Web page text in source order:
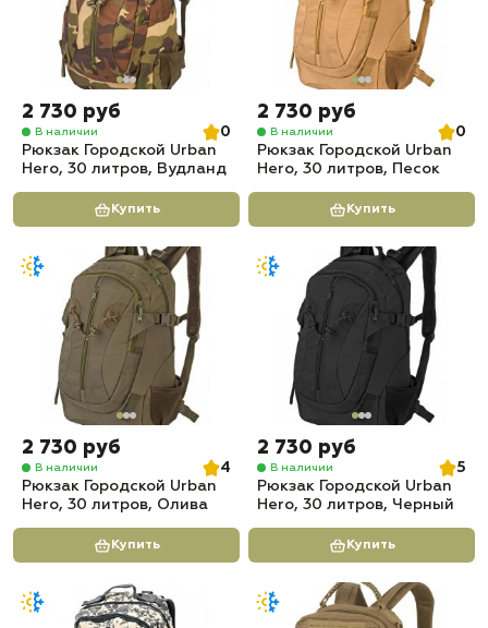
2 730 руб
В наличии
0
Рюкзак Городской Urban
Hero, 30 литров, Вудланд
Купить
2 730 руб
В наличии
0
Рюкзак Городской Urban
Hero, 30 литров, Песок
Купить
2 730 руб
В наличии
4
Рюкзак Городской Urban
Hero, 30 литров, Олива
Купить
2 730 руб
В наличии
5
Рюкзак Городской Urban
Hero, 30 литров, Черный
Купить